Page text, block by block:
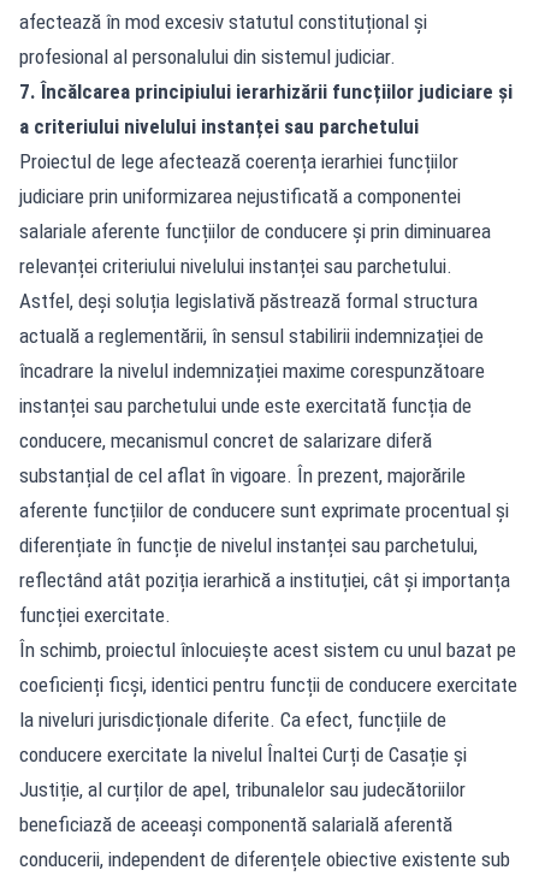
afectează în mod excesiv statutul constituțional și
profesional al personalului din sistemul judiciar.
7. Încălcarea principiului ierarhizării funcțiilor judiciare și
a criteriului nivelului instanței sau parchetului
Proiectul de lege afectează coerența ierarhiei funcțiilor
judiciare prin uniformizarea nejustificată a componentei
salariale aferente funcțiilor de conducere și prin diminuarea
relevanței criteriului nivelului instanței sau parchetului.
Astfel, deși soluția legislativă păstrează formal structura
actuală a reglementării, în sensul stabilirii indemnizației de
încadrare la nivelul indemnizației maxime corespunzătoare
instanței sau parchetului unde este exercitată funcția de
conducere, mecanismul concret de salarizare diferă
substanțial de cel aflat în vigoare. În prezent, majorările
aferente funcțiilor de conducere sunt exprimate procentual și
diferențiate în funcție de nivelul instanței sau parchetului,
reflectând atât poziția ierarhică a instituției, cât și importanța
funcției exercitate.
În schimb, proiectul înlocuiește acest sistem cu unul bazat pe
coeficienți ficși, identici pentru funcții de conducere exercitate
la niveluri jurisdicționale diferite. Ca efect, funcțiile de
conducere exercitate la nivelul Înaltei Curți de Casație și
Justiție, al curților de apel, tribunalelor sau judecătoriilor
beneficiază de aceeași componentă salarială aferentă
conducerii, independent de diferențele obiective existente sub